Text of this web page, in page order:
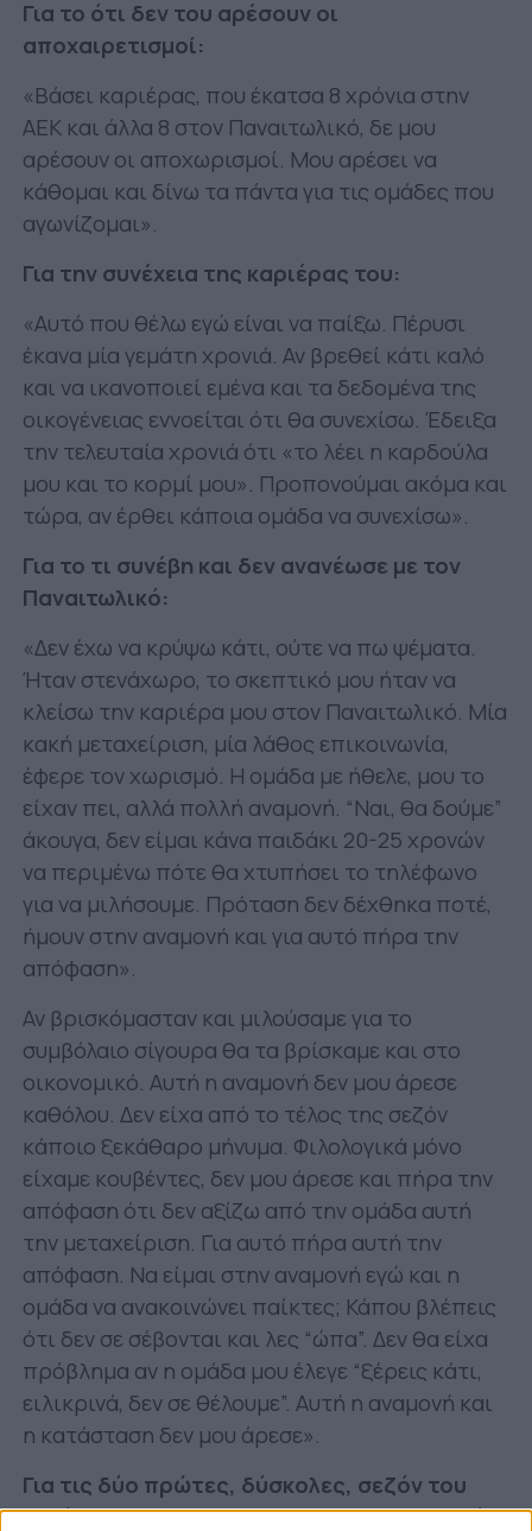
Για το ότι δεν του αρέσουν οι
αποχαιρετισμοί:
«Βάσει καριέρας, που έκατσα 8 χρόνια στην
ΑΕΚ και άλλα 8 στον Παναιτωλικό, δε μου
αρέσουν οι αποχωρισμοί. Μου αρέσει να
κάθομαι και δίνω τα πάντα για τις ομάδες που
αγωνίζομαι».
Για την συνέχεια της καριέρας του:
«Αυτό που θέλω εγώ είναι να παίξω. Πέρυσι
έκανα μία γεμάτη χρονιά. Αν βρεθεί κάτι καλό
και να ικανοποιεί εμένα και τα δεδομένα της
οικογένειας εννοείται ότι θα συνεχίσω. Έδειξα
την τελευταία χρονιά ότι «το λέει η καρδούλα
μου και το κορμί μου». Προπονούμαι ακόμα και
τώρα, αν έρθει κάποια ομάδα να συνεχίσω».
Για το τι συνέβη και δεν ανανέωσε με τον
Παναιτωλικό:
«Δεν έχω να κρύψω κάτι, ούτε να πω ψέματα.
Ήταν στενάχωρο, το σκεπτικό μου ήταν να
κλείσω την καριέρα μου στον Παναιτωλικό. Μία
κακή μεταχείριση, μία λάθος επικοινωνία,
έφερε τον χωρισμό. Η ομάδα με ήθελε, μου το
είχαν πει, αλλά πολλή αναμονή. “Ναι, θα δούμε”
άκουγα, δεν είμαι κάνα παιδάκι 20-25 χρονών
να περιμένω πότε θα χτυπήσει το τηλέφωνο
για να μιλήσουμε. Πρόταση δεν δέχθηκα ποτέ,
ήμουν στην αναμονή και για αυτό πήρα την
απόφαση».
Αν βρισκόμασταν και μιλούσαμε για το
συμβόλαιο σίγουρα θα τα βρίσκαμε και στο
οικονομικό. Αυτή η αναμονή δεν μου άρεσε
καθόλου. Δεν είχα από το τέλος της σεζόν
κάποιο ξεκάθαρο μήνυμα. Φιλολογικά μόνο
είχαμε κουβέντες, δεν μου άρεσε και πήρα την
απόφαση ότι δεν αξίζω από την ομάδα αυτή
την μεταχείριση. Για αυτό πήρα αυτή την
απόφαση. Να είμαι στην αναμονή εγώ και η
ομάδα να ανακοινώνει παίκτες; Κάπου βλέπεις
ότι δεν σε σέβονται και λες “ώπα”. Δεν θα είχα
πρόβλημα αν η ομάδα μου έλεγε “ξέρεις κάτι,
ειλικρινά, δεν σε θέλουμε”. Αυτή η αναμονή και
η κατάσταση δεν μου άρεσε».
Για τις δύο πρώτες, δύσκολες, σεζόν του
μετά την επιστροφή του στον Παναιτωλικό: